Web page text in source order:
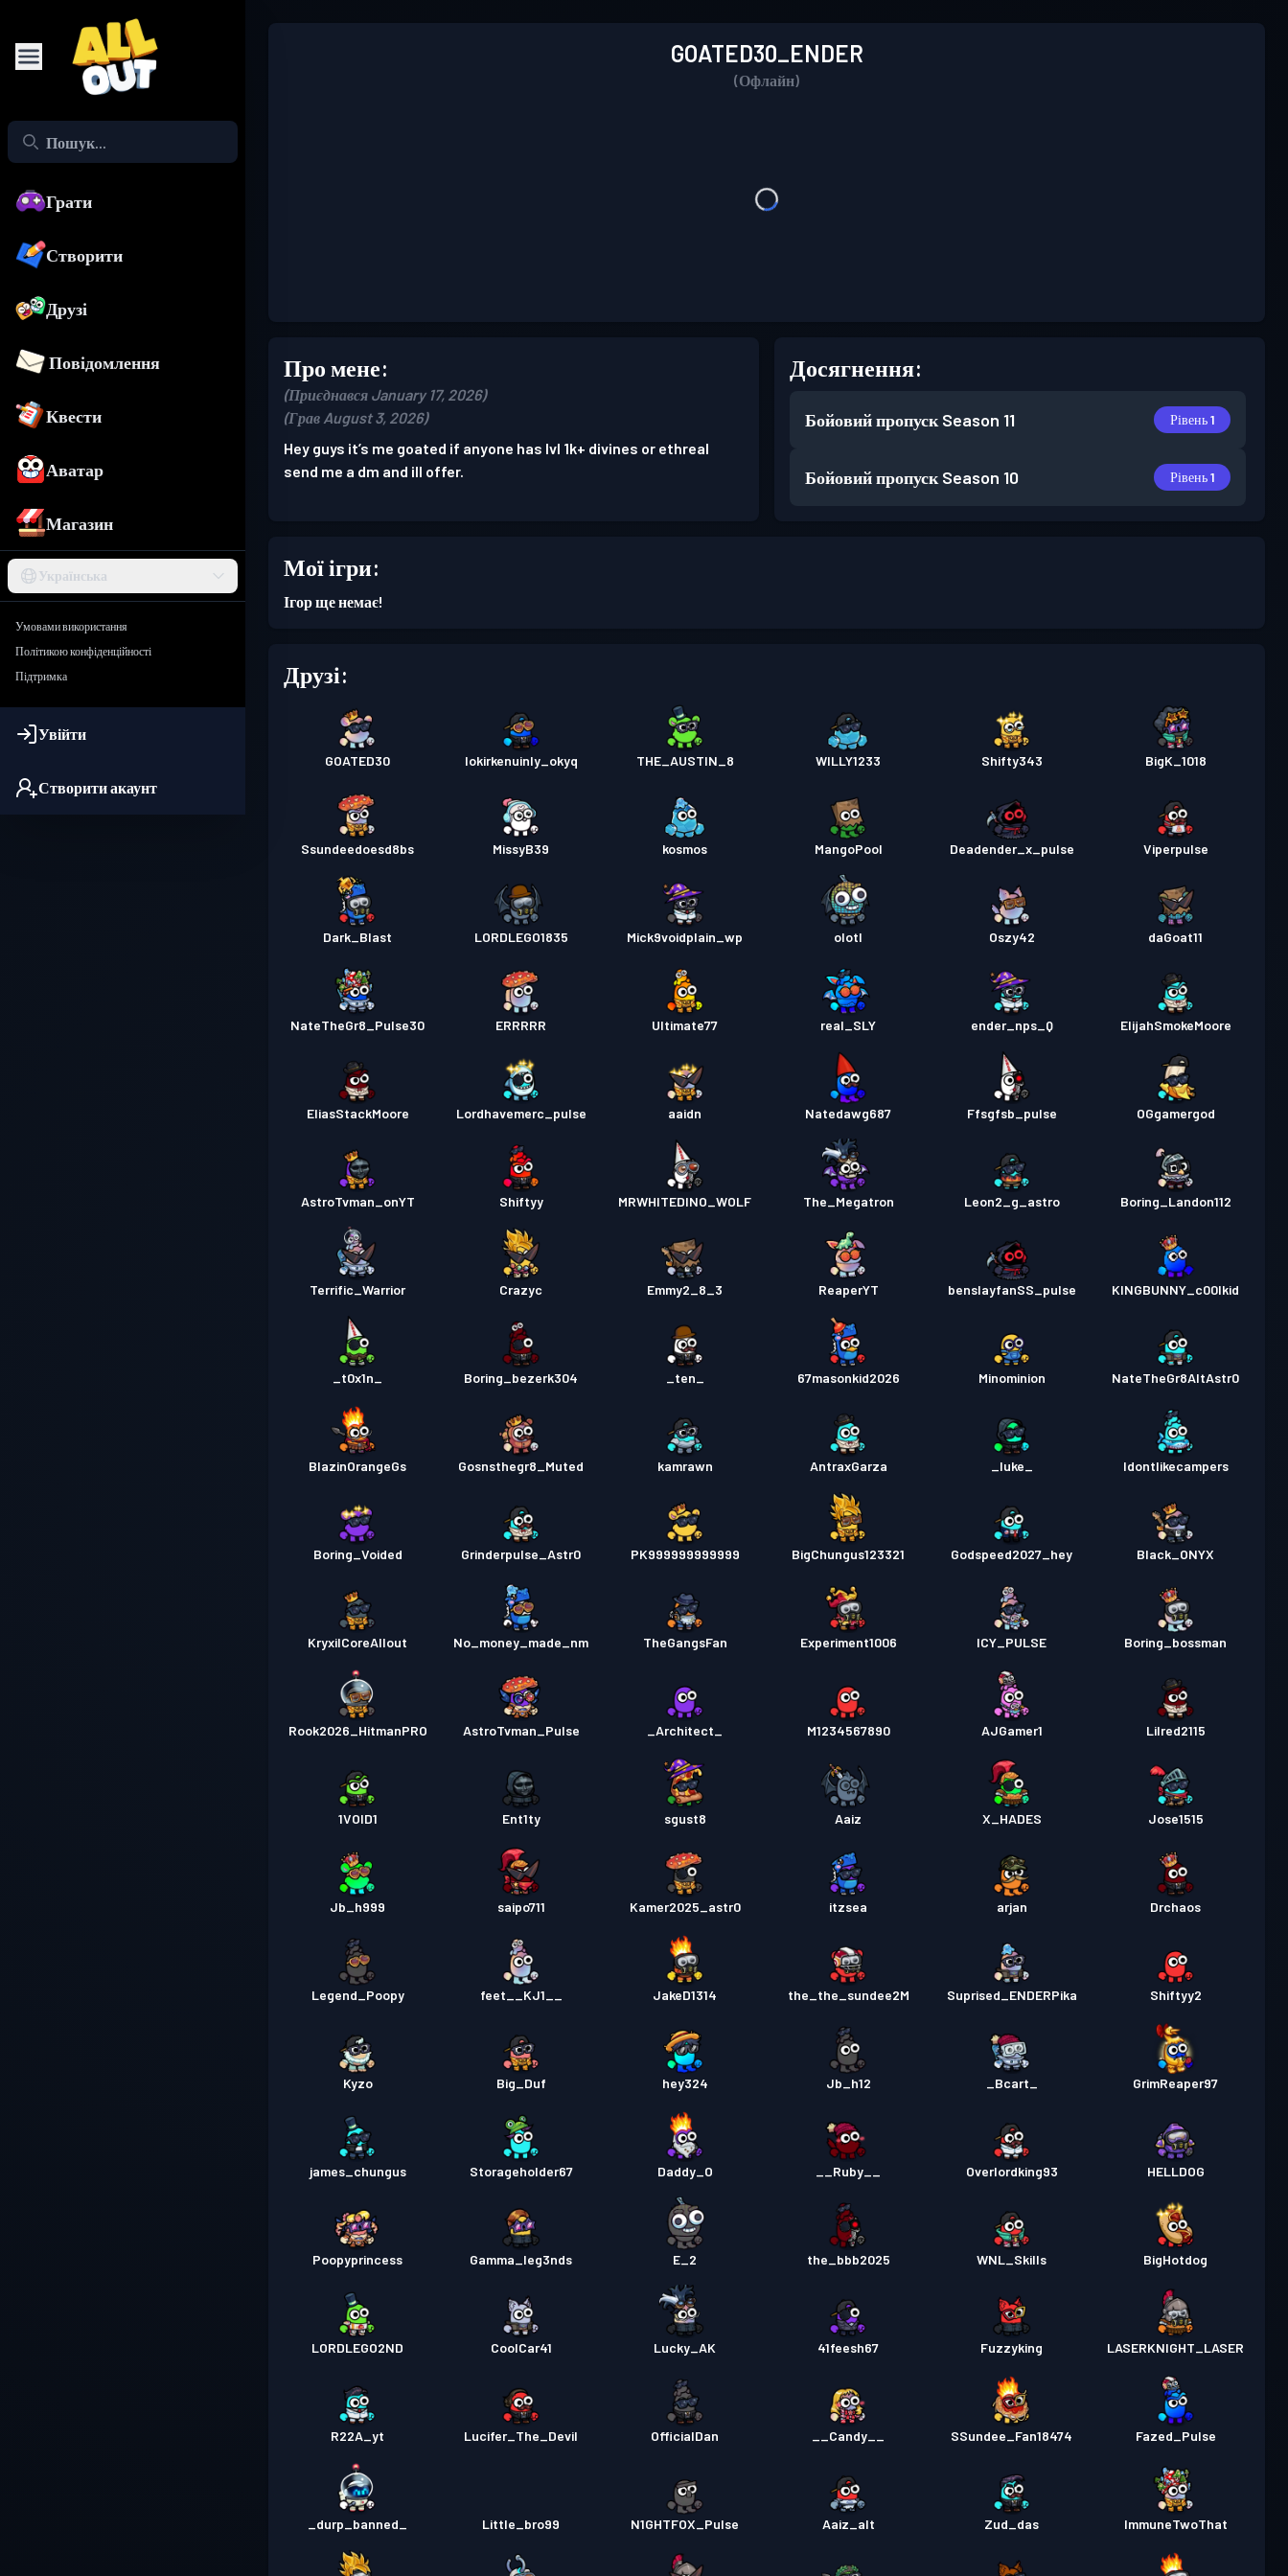
Грати
Створити
Друзі
Повідомлення
Квести
Аватар
Магазин
Українська
Умовами використання
Політикою конфіденційності
Підтримка
Увійти
Створити акаунт
GOATED30_ENDER
(Офлайн)
Про мене:
(Приєднався January 17, 2026)
(Грав August 3, 2026)
Hey guys it’s me goated if anyone has lvl 1k+ divines or ethreal
send me a dm and ill offer.
Досягнення:
Бойовий пропуск Season 11 Рівень 1
Бойовий пропуск Season 10 Рівень 1
Мої ігри:
Ігор ще немає!
Друзі:
GOATED30 lokirkenuinly_okyq THE_AUSTIN_8 WILLY1233 Shifty343 BigK_1018
Ssundeedoesd8bs MissyB39 kosmos MangoPool Deadender_x_pulse Viperpulse
Dark_Blast LORDLEGO1835 Mick9voidplain_wp olotl Oszy42 daGoat11
NateTheGr8_Pulse30 ERRRRR Ultimate77 real_SLY ender_nps_Q ElijahSmokeMoore
EliasStackMoore Lordhavemerc_pulse aaidn Natedawg687 Ffsgfsb_pulse OGgamergod
AstroTvman_onYT Shiftyy MRWHITEDINO_WOLF The_Megatron Leon2_g_astro Boring_Landon112
Terrific_Warrior Crazyc Emmy2_8_3 ReaperYT benslayfanSS_pulse KINGBUNNY_c00lkid
_t0x1n_ Boring_bezerk304 _ten_ 67masonkid2026 Minominion NateTheGr8AltAstr0
BlazinOrangeGs Gosnsthegr8_Muted kamrawn AntraxGarza _luke_ Idontlikecampers
Boring_Voided Grinderpulse_Astr0 PK999999999999 BigChungus123321 Godspeed2027_hey Black_ONYX
KryxilCoreAllout No_money_made_nm TheGangsFan Experiment1006 ICY_PULSE Boring_bossman
Rook2026_HitmanPRO AstroTvman_Pulse _Architect_ M1234567890 AJGamer1 Lilred2115
1VOID1 Ent1ty sgust8 Aaiz X_HADES Jose1515
Jb_h999 saipo711 Kamer2025_astr0 itzsea arjan Drchaos
Legend_Poopy feet__KJ1__ JakeD1314 the_the_sundee2M Suprised_ENDERPika Shiftyy2
Kyzo Big_Duf hey324 Jb_h12 _Bcart_ GrimReaper97
james_chungus Storageholder67 Daddy_O __Ruby__ Overlordking93 HELLDOG
Poopyprincess Gamma_leg3nds E_2 the_bbb2025 WNL_Skills BigHotdog
LORDLEGO2ND CoolCar41 Lucky_AK 41feesh67 Fuzzyking LASERKNIGHT_LASER
R22A_yt Lucifer_The_Devil OfficialDan __Candy__ SSundee_Fan18474 Fazed_Pulse
_durp_banned_ Little_bro99 N1GHTFOX_Pulse Aaiz_alt Zud_das ImmuneTwoThat